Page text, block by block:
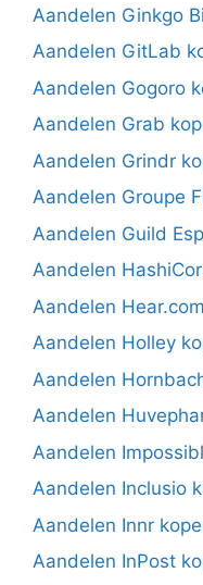
Aandelen Ginkgo
Aandelen GitLab
Aandelen Gogoro
Aandelen Grab
Aandelen Grindr
Aandelen Groupe
Aandelen Guild
Aandelen
Aandelen
Aandelen Holley
Aandelen
Aandelen
Aandelen
Aandelen Inclusio
Aandelen Innr
Aandelen InPost